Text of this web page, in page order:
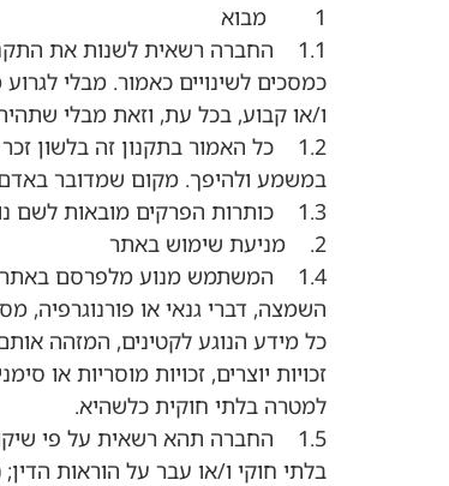
1 מבוא
1.1 החברה רשאית לשנות את
כמסכים לשינויים כאמור. מבלי
ו/או קבוע, בכל עת, וזאת מבלי
1.2 כל האמור בתקנון זה בלשון
במשמע ולהיפך. מקום שמדובר
1.3 כותרות הפרקים מובאות לשם נוחות והתמצאות המשתמש ולא ישמשו בפרשנות התקנון.
2. מניעת שימוש באתר
1.4 המשתמש מנוע מלפרסם באתר
השמצה, דברי גנאי או פורנוגרפיה,
כל מידע הנוגע לקטינים, המזהה
זכויות יוצרים, זכויות מוסריות
למטרה בלתי חוקית כלשהיא.
1.5 החברה תהא רשאית על פי
בלתי חוקי ו/או עבר על הוראות